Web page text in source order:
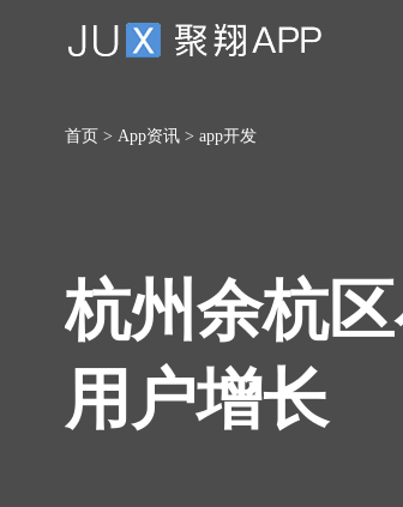
首页 > App资讯> app开发
杭州余杭
用户增长